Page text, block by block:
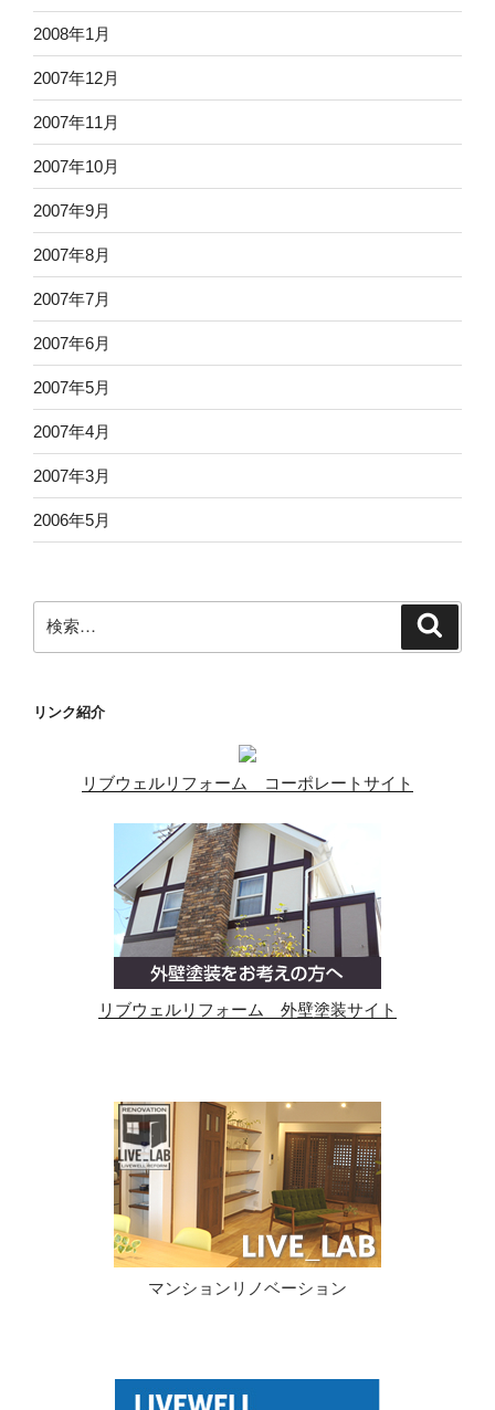
2008年1月
2007年12月
2007年11月
2007年10月
2007年9月
2007年8月
2007年7月
2007年6月
2007年5月
2007年4月
2007年3月
2006年5月
索:
リンク紹介
リブウェルリフォーム コーポレートサイト
リブウェルリフォーム 外壁塗装サイト
マンションリノベーション